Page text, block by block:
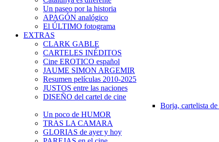
Un paseo por la historia
APAGÓN analógico
El ÚLTIMO fotograma
EXTRAS
CLARK GABLE
CARTELES INÉDITOS
Cine EROTICO español
JAUME SIMON ARGEMIR
Resumen películas 2010-2025
JUSTOS entre las naciones
DISEÑO del cartel de cine
Borja, cartelista
Un poco de HUMOR
TRAS LA CAMARA
GLORIAS de ayer y hoy